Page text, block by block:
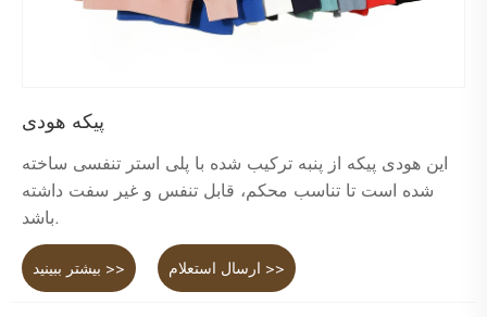
پیکه هودی
این هودی پیکه از پنبه ترکیب شده با پلی استر تنفسی ساخته
شده است تا تناسب محکم، قابل تنفس و غیر سفت داشته
باشد.
بیشتر ببینید >> ارسال استعلام >>